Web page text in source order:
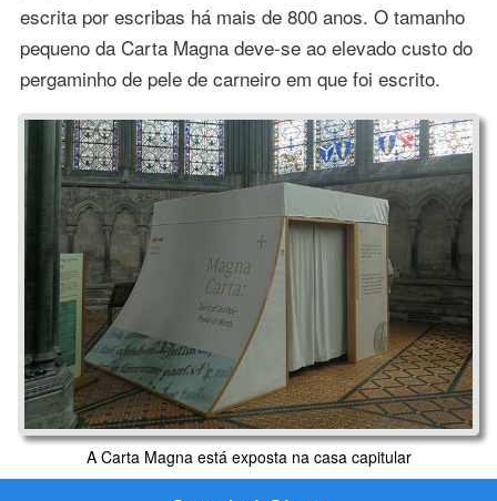
escrita por escribas há mais de 800 anos. O tamanho
pequeno da Carta Magna deve-se ao elevado custo do
pergaminho de pele de carneiro em que foi escrito.
A Carta Magna está exposta na casa capitular